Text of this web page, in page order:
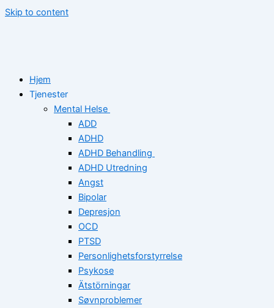
Skip to content
Hjem
Tjenester
Mental Helse
ADD
ADHD
ADHD Behandling
ADHD Utredning
Angst
Bipolar
Depresjon
OCD
PTSD
Personlighetsforstyrrelse
Psykose
Ätstörningar
Søvnproblemer